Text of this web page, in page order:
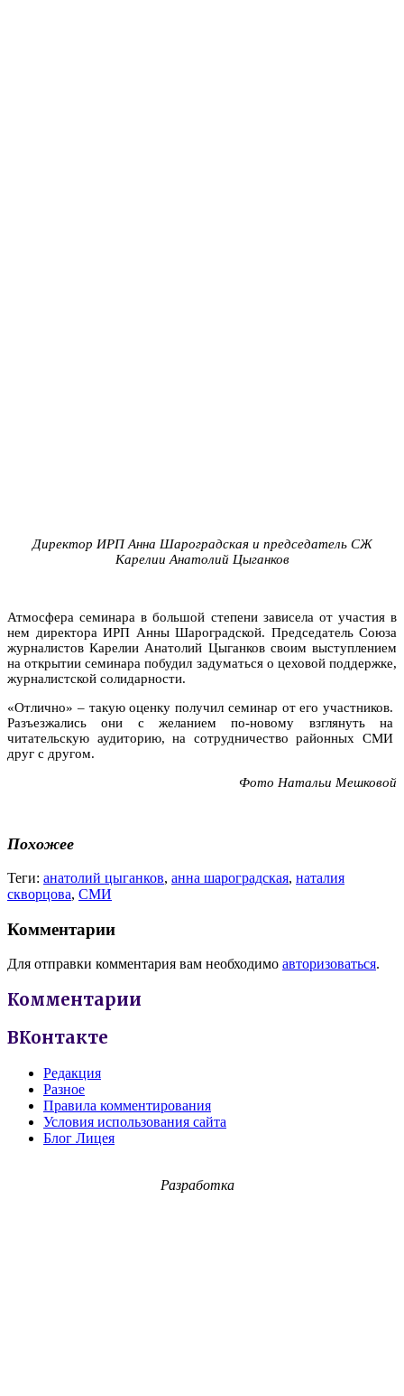
Директор ИРП Анна Шароградская и председатель СЖ
Карелии Анатолий Цыганков
Атмосфера семинара в большой степени зависела от участия в
нем директора ИРП Анны Шароградской. Председатель Союза
журналистов Карелии Анатолий Цыганков своим выступлением
на открытии семинара побудил задуматься о цеховой поддержке,
журналистской солидарности.
«Отлично» – такую оценку получил семинар от его участников.
Разъезжались они с желанием по-новому взглянуть на
читательскую аудиторию, на сотрудничество районных СМИ
друг с другом.
Фото Натальи Мешковой
Похожее
Теги: анатолий цыганков, анна шароградская, наталия
скворцова, СМИ
Комментарии
Для отправки комментария вам необходимо авторизоваться.
Комментарии
ВКонтакте
Редакция
Разное
Правила комментирования
Условия использования сайта
Блог Лицея
Разработка